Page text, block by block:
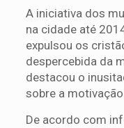
A iniciativa dos
na cidade até
expulsou os
despercebida da
destacou o
sobre a
De acordo com